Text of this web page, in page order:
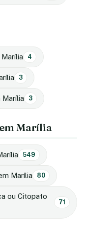
4
3
Marília 3
Marília
549
Marília 80
ou Citopato
71